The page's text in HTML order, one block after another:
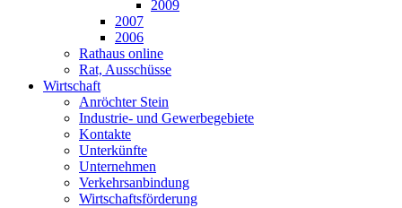
2009
2007
2006
Rathaus online
Rat, Ausschüsse
Wirtschaft
Anröchter Stein
Industrie- und Gewerbegebiete
Kontakte
Unterkünfte
Unternehmen
Verkehrsanbindung
Wirtschaftsförderung